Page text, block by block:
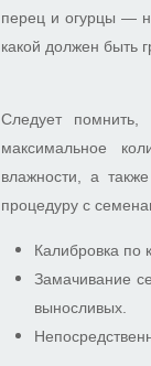
перец и огурцы —
какой должен быть
Следует
максимальное
влажности, а
процедуру с
Калибровка по
Замачивание
выносливых.